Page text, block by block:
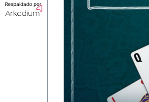
Respaldado por